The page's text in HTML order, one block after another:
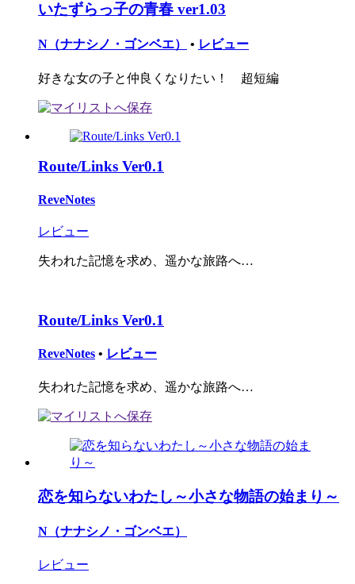
いたずらっ子の青春 ver1.03
N（ナナシノ・ゴンベエ） • レビュー
好きな女の子と仲良くなりたい！ 超短編
Route/Links Ver0.1
ReveNotes
レビュー
失われた記憶を求め、遥かな旅路へ…
Route/Links Ver0.1
ReveNotes • レビュー
失われた記憶を求め、遥かな旅路へ…
恋を知らないわたし～小さな物語の始まり～
N（ナナシノ・ゴンベエ）
レビュー